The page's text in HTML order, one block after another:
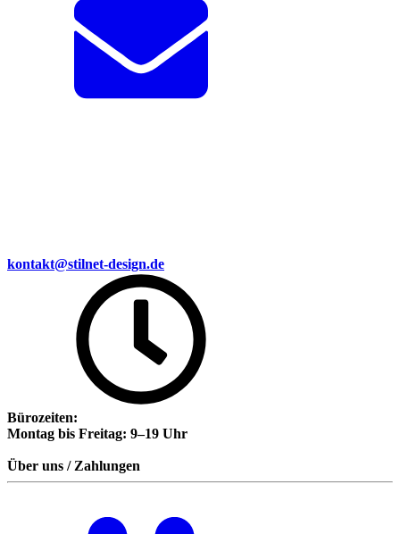
kontakt@stilnet-design.de
Bürozeiten:
Montag bis Freitag: 9–19 Uhr
Über uns / Zahlungen